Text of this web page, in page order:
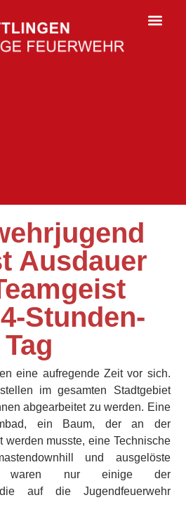
Ausdauer
Stunden-
Tag
eine aufregende Zeit vor sich.
im gesamten Stadtgebiet
abgearbeitet zu werden. Eine
ein Baum, der an der
werden musste, eine Technische
und ausgelöste
waren nur einige der
die auf die Jugendfeuerwehr